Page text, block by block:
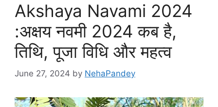
Akshaya Navami 2024
:अक्षय नवमी 2024 कब है,
तिथि, पूजा विधि और महत्व
June 27, 2024 by NehaPandey